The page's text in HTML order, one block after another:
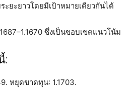
ยะยาวโดยมีเป้าหมายเดียวกันได้
ซึ่งเป็นขอบเขตแนวโน้ม
:
หยุดขาดทุน: 1.1703.